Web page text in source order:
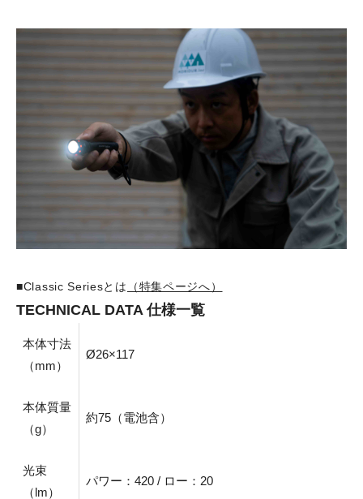
■Classic Seriesとは （特集ページへ）
TECHNICAL DATA 仕様一覧
本体寸法
（mm）
Ø26×117
本体質量
（g）
約75（電池含）
光束
（lm）
パワー：420 / ロー：20